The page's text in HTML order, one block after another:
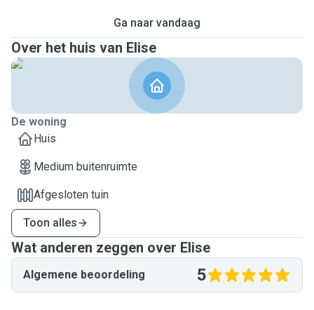
Ga naar vandaag
Over het huis van Elise
De woning
Huis
Medium buitenruimte
Afgesloten tuin
Toon alles
Wat anderen zeggen over Elise
Algemene beoordeling 5